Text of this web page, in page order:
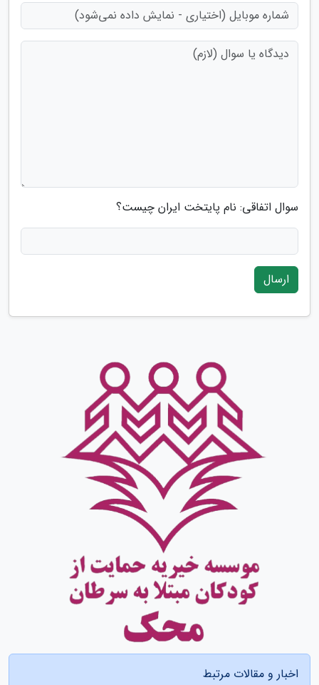
سوال اتفاقی: نام پایتخت ایران چیست؟
ارسال
اخبار و مقالات مرتبط